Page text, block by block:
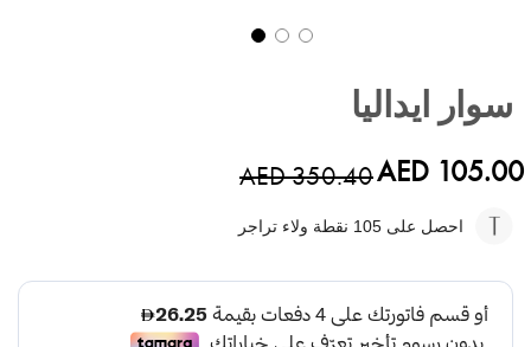
بداية
معرض
سوار ايداليا
AED 105.00
AED 350.40
احصل على 105 نقطة ولاء تراجر